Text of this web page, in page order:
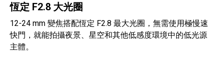
恆定 F2.8 大光圈
12-24 mm 變焦搭配恆定 F2.8 最大光圈，無需使用極慢速
快門，就能拍攝夜景、星空和其他低感度環境中的低光源
主體。